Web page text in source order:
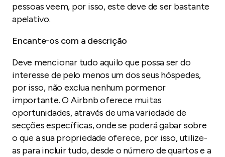
pessoas veem, por isso, este deve de ser bastante
apelativo.
Encante-os com a descrição
Deve mencionar tudo aquilo que possa ser do
interesse de pelo menos um dos seus hóspedes,
por isso, não exclua nenhum pormenor
importante. O Airbnb oferece muitas
oportunidades, através de uma variedade de
secções específicas, onde se poderá gabar sobre
o que a sua propriedade oferece, por isso, utilize-
as para incluir tudo, desde o número de quartos e a